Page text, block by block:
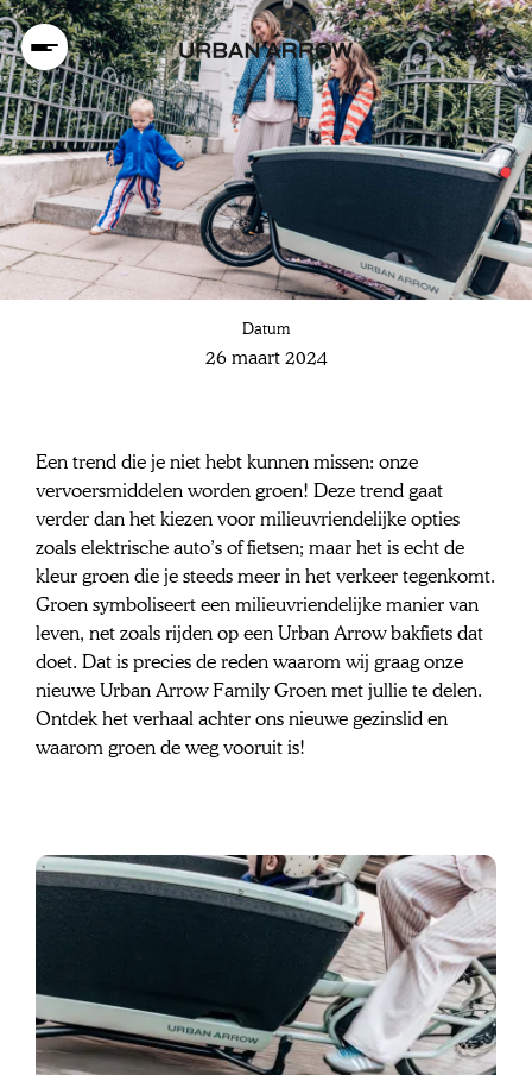
Catch the green
wave and move
Datum
26 maart 2024
Een trend die je niet hebt kunnen missen: onze
vervoersmiddelen worden groen! Deze trend gaat
verder dan het kiezen voor milieuvriendelijke opties
zoals elektrische auto’s of fietsen; maar het is echt de
kleur groen die je steeds meer in het verkeer tegenkomt.
Groen symboliseert een milieuvriendelijke manier van
leven, net zoals rijden op een Urban Arrow bakfiets dat
doet. Dat is precies de reden waarom wij graag onze
nieuwe Urban Arrow Family Groen met jullie te delen.
Ontdek het verhaal achter ons nieuwe gezinslid en
waarom groen de weg vooruit is!